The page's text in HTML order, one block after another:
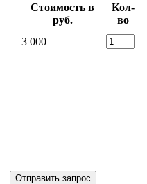
Стоимость в
руб.
Кол-
во
3 000
Отправить запрос